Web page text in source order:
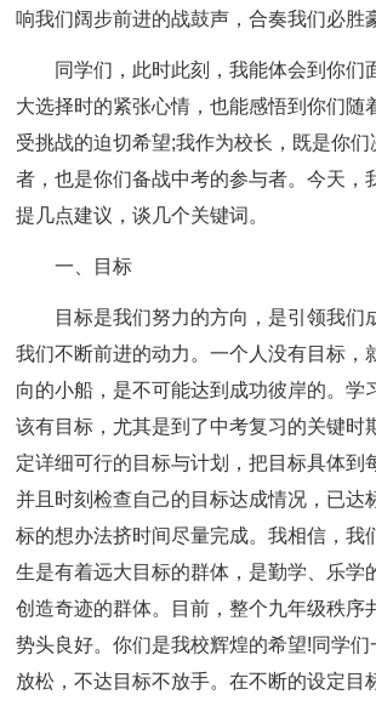
响我们阔步前进的战鼓声，合奏我们必胜
同学们，此时此刻，我能体会到你们
大选择时的紧张心情，也能感悟到你们随
受挑战的迫切希望;我作为校长，既是你们
者，也是你们备战中考的参与者。今天，
提几点建议，谈几个关键词。
一、目标
目标是我们努力的方向，是引领我们
我们不断前进的动力。一个人没有目标，
向的小船，是不可能达到成功彼岸的。学
该有目标，尤其是到了中考复习的关键时
定详细可行的目标与计划，把目标具体到
并且时刻检查自己的目标达成情况，已达
标的想办法挤时间尽量完成。我相信，我
生是有着远大目标的群体，是勤学、乐学
创造奇迹的群体。目前，整个九年级秩序
势头良好。你们是我校辉煌的希望!同学
放松，不达目标不放手。在不断的设定目